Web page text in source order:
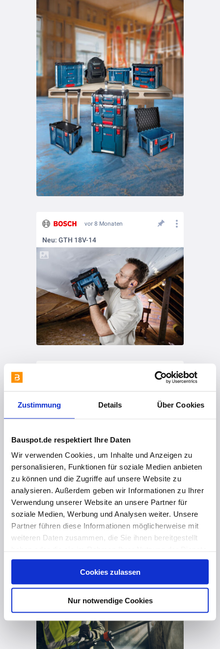
Zustimmung Details Über Cookies
Bauspot.de respektiert Ihre Daten
Wir verwenden Cookies, um Inhalte und Anzeigen zu
personalisieren, Funktionen für soziale Medien anbieten
zu können und die Zugriffe auf unsere Website zu
analysieren. Außerdem geben wir Informationen zu Ihrer
Verwendung unserer Website an unsere Partner für
soziale Medien, Werbung und Analysen weiter. Unsere
Partner führen diese Informationen möglicherweise mit
weiteren Daten zusammen, die Sie ihnen bereitgestellt
gesammelt haben. Hier finden Sie Informationen zum
und unserImpressum.
Cookies zulassen
Nur notwendige Cookies
vor 8 Monaten
Neu: GTH 18V-14
vor 8 Monaten
Sicherheit & Langlebigkeit – Mehr Action. Weniger Risiko.